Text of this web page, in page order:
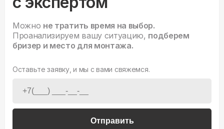
Можно не тратить время на выбор.
Проанализируем вашу ситуацию, подберем
бризер и место для монтажа.
Оставьте заявку, и мы с вами свяжемся.
Отправить